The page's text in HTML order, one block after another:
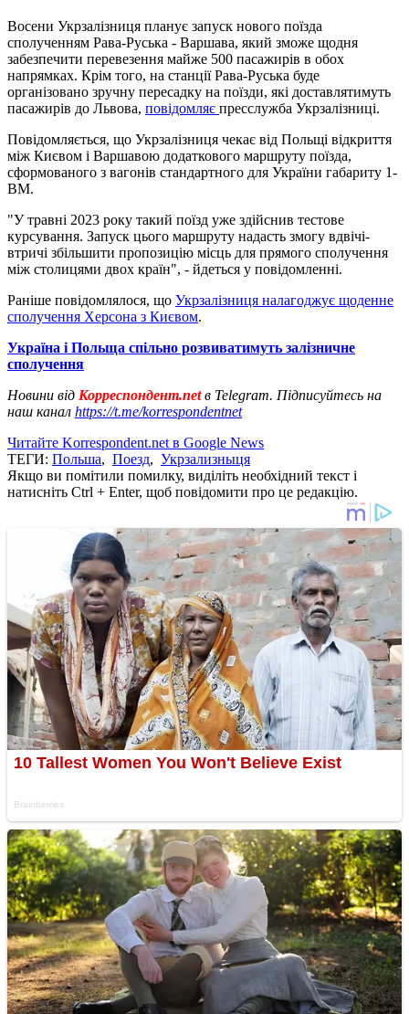
Восени Укрзалізниця планує запуск нового поїзда
сполученням Рава-Руська - Варшава, який зможе щодня
забезпечити перевезення майже 500 пасажирів в обох
напрямках. Крім того, на станції Рава-Руська буде
організовано зручну пересадку на поїзди, які доставлятимуть
пасажирів до Львова, повідомляє пресслужба Укрзалізниці.
Повідомляється, що Укрзалізниця чекає від Польщі відкриття
між Києвом і Варшавою додаткового маршруту поїзда,
сформованого з вагонів стандартного для України габариту 1-
ВМ.
"У травні 2023 року такий поїзд уже здійснив тестове
курсування. Запуск цього маршруту надасть змогу вдвічі-
втричі збільшити пропозицію місць для прямого сполучення
між столицями двох країн", - йдеться у повідомленні.
Раніше повідомлялося, що Укрзалізниця налагоджує щоденне
сполучення Херсона з Києвом.
Україна і Польща спільно розвиватимуть залізничне
сполучення
Новини від Корреспондент.netв Telegram. Підписуйтесь на
наш канал https://t.me/korrespondentnet
Читайте Korrespondent.net в Google News
ТЕГИ: Польша, Поезд, Укрзализныця
Якщо ви помітили помилку, виділіть необхідний текст і
натисніть Ctrl + Enter, щоб повідомити про це редакцію.